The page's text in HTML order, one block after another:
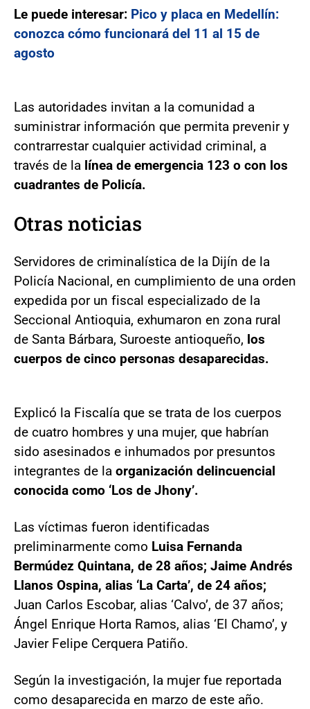
Le puede interesar: Pico y placa en Medellín:
conozca cómo funcionará del 11 al 15 de
agosto
Las autoridades invitan a la comunidad a
suministrar información que permita prevenir y
contrarrestar cualquier actividad criminal, a
través de la línea de emergencia 123 o con los
cuadrantes de Policía.
Otras noticias
Servidores de criminalística de la Dijín de la
Policía Nacional, en cumplimiento de una orden
expedida por un fiscal especializado de la
Seccional Antioquia, exhumaron en zona rural
de Santa Bárbara, Suroeste antioqueño, los
cuerpos de cinco personas desaparecidas.
Explicó la Fiscalía que se trata de los cuerpos
de cuatro hombres y una mujer, que habrían
sido asesinados e inhumados por presuntos
integrantes de la organización delincuencial
conocida como ‘Los de Jhony’.
Las víctimas fueron identificadas
preliminarmente como Luisa Fernanda
Bermúdez Quintana, de 28 años; Jaime Andrés
Llanos Ospina, alias ‘La Carta’, de 24 años;
Juan Carlos Escobar, alias ‘Calvo’, de 37 años;
Ángel Enrique Horta Ramos, alias ‘El Chamo’, y
Javier Felipe Cerquera Patiño.
Según la investigación, la mujer fue reportada
como desaparecida en marzo de este año.